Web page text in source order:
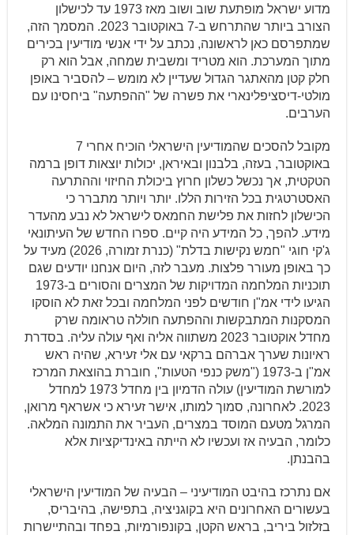
מדוע ישראל מופתעת שוב ושוב מאז 1973 עד לכישלון
הצורב ביותר שהתרחש ב-7 באוקטובר 2023. המסמך הזה,
שמתפרסם כאן לראשונה, נכתב על ידי אנשי מודיעין בכירים
מתוך המערכת. הוא מטריד ומשבית שמחה, אבל הוא רק
חלק קטן מהאתגר הגדול שעדיין לא מומש – להסביר באופן
מולטי-דיסציפלינארי את פשרה של "ההפתעה" ביחסינו עם
הערבים.
מקובל להסכים שהמודיעין הישראלי הוכיח אחרי 7
באוקטובר, בעזה, בלבנון ובאיראן, יכולות יוצאות דופן ברמה
הטקטית, אך נכשל כשלון חרוץ ביכולת החיזוי וההתרעה
האסטרטגית בכל הזירות הללו. יותר ויותר מתברר כי
הכישלון לחזות את פלישת החמאס לישראל לא נבע מהעדר
מידע. להפך, כל המידע היה קיים. ספרו החדש של העיתונאי
ג'קי חוגי "חמש נקישות בדלת" (כנרת זמורה, 2026) מעיד על
כך באופן מעורר פלצות. מעבר לזה, היום אנחנו יודעים שגם
תוכניות המלחמה המדויקות של המצרים והסורים ב-1973
הגיעו לידי אמ"ן חודשים לפני המלחמה ובכל זאת לא הוסקו
המסקנות המתבקשות וההפתעה חוללה טראומה שרק
מחדל אוקטובר 2023 משתווה אליה ואף עולה עליה. בסדרת
ראיונות שערך אברהם ברקאי עם אלי זעירא, שהיה ראש
אמ"ן ב-1973 ("משק כנפי הטעות", חוברת בהוצאת המרכז
למורשת המודיעין) עולה הדמיון בין מחדל 1973 למחדל
2023. לאחרונה, סמוך למותו, אישר זעירא כי אשראף מרואן,
המרגל מטעם המוסד במצרים, העביר את התמונה המלאה.
כלומר, הבעיה אז ועכשיו לא הייתה באינדיקציות אלא
בהבנתן.
אם נתרכז בהיבט המודיעיני – הבעיה של המודיעין הישראלי
בעשורים האחרונים היא בקוגניציה, בתפישה, בהיבריס,
בזלזול ביריב, בראש הקטן, בקונפורמיות, בפחד ובהתיישרות